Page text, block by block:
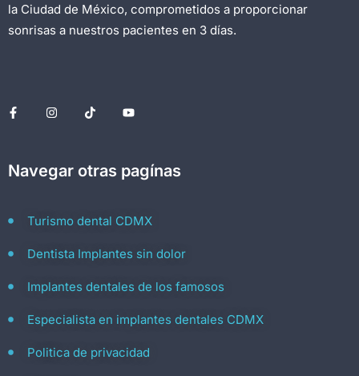
la Ciudad de México, comprometidos a proporcionar
sonrisas a nuestros pacientes en 3 días.
Navegar otras pagínas
Turismo dental CDMX
Dentista Implantes sin dolor
Implantes dentales de los famosos
Especialista en implantes dentales CDMX
Politica de privacidad